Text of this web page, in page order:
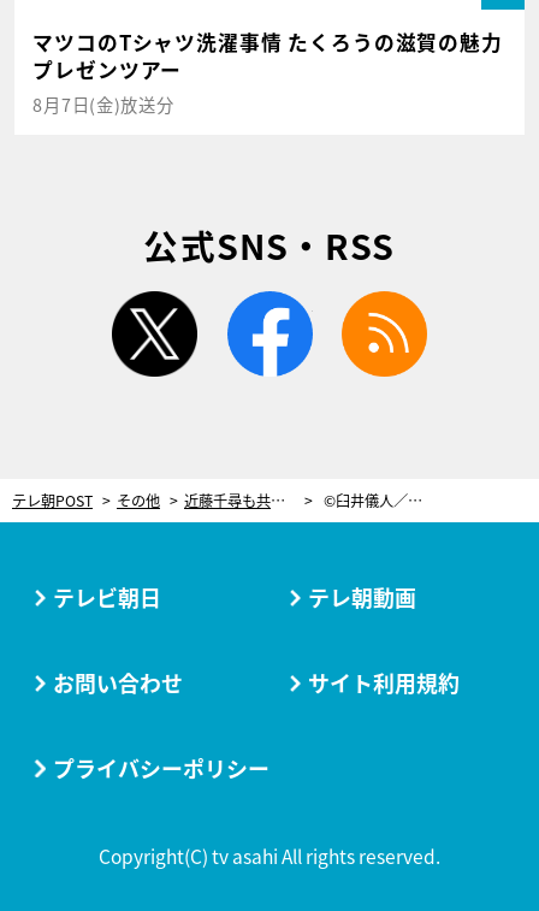
マツコのTシャツ洗濯事情 たくろうの滋賀の魅力
プレゼンツアー
8月7日(金)放送分
公式SNS・RSS
twitter facebook
テレ朝POST その他 近藤千尋も共感、“2児のママ”野原みさえの名言！子育て観を象徴する言葉に「ほんと頑張ってる」 ©臼井儀人／双葉社・シンエイ・テレビ朝日・ＡＤＫ 1993〜2022 ©臼井儀人/双葉社・シンエイ・テレビ朝日・ADK
テレビ朝日 テレ朝動画
お問い合わせ サイト利用規約
プライバシーポリシー
Copyright(C) tv asahi All rights reserved.